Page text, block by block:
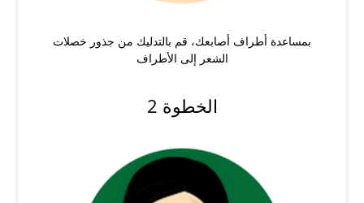
بمساعدة أطراف أصابعك، قم بالتدليك من جذور خصلات
الشعر إلى الأطراف
الخطوة 2